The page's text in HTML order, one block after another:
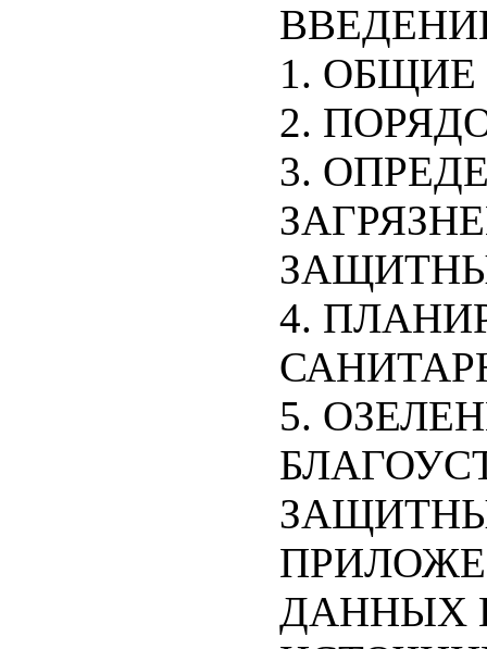
1.
2.
3.
4.
5.
ДАННЫХ